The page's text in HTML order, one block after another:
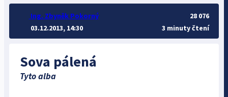
Sova pálená
Tyto alba
Ing. Zbyněk Pokorný
03.12.2013, 14:30
28 076
3 minuty čtení